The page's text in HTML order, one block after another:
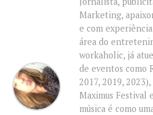
Marketing,
e com
área do
workaholic, já
de eventos como
2017, 2019,
Maximus Festival
música é como